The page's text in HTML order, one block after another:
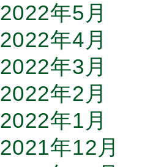
2022年5月
2022年4月
2022年3月
2022年2月
2022年1月
2021年12月